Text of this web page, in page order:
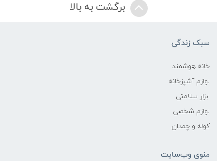
برگشت به بالا
سبک زندگی
خانه هوشمند
لوازم آشپزخانه
ابزار سلامتی
لوازم شخصی
کوله و چمدان
منوی وب‌سایت